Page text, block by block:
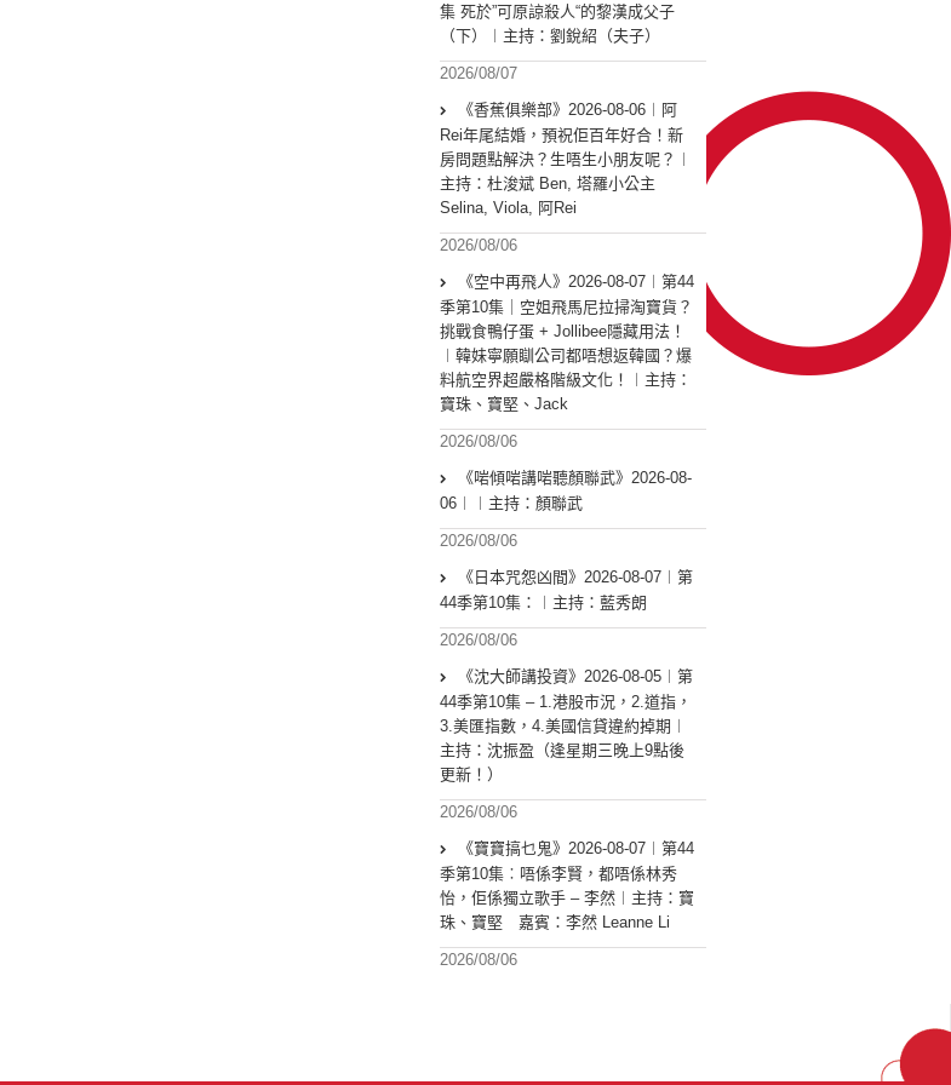
集 死於”可原諒殺人“的黎漢成父子
（下）︱主持：劉銳紹（夫子）
2026/08/07
《香蕉俱樂部》2026-08-06︱阿
Rei年尾結婚，預祝佢百年好合！新
房問題點解決？生唔生小朋友呢？︱
主持：杜浚斌 Ben, 塔羅小公主
Selina, Viola, 阿Rei
2026/08/06
《空中再飛人》2026-08-07︱第44
季第10集｜空姐飛馬尼拉掃淘寶貨？
挑戰食鴨仔蛋 + Jollibee隱藏用法！
︱韓妹寧願瞓公司都唔想返韓國？爆
料航空界超嚴格階級文化！︱主持：
寶珠、寶堅、Jack
2026/08/06
《啱傾啱講啱聽顏聯武》2026-08-
06︱︱主持：顏聯武
2026/08/06
《日本咒怨凶間》2026-08-07︱第
44季第10集：︱主持：藍秀朗
2026/08/06
《沈大師講投資》2026-08-05︱第
44季第10集 – 1.港股市況，2.道指，
3.美匯指數，4.美國信貸違約掉期︱
主持：沈振盈（逢星期三晚上9點後
更新！）
2026/08/06
《寶寶搞乜鬼》2026-08-07︱第44
季第10集︰唔係李賢，都唔係林秀
怡，佢係獨立歌手 – 李然︱主持：寶
珠、寶堅 嘉賓：李然 Leanne Li
2026/08/06